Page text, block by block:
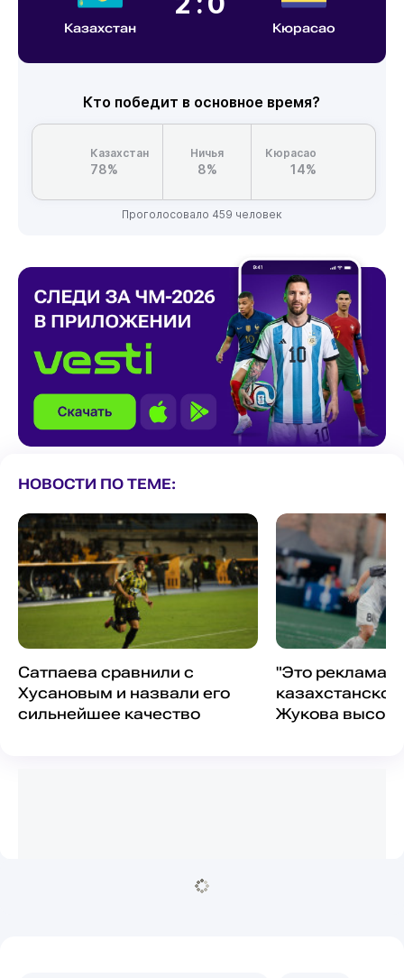
Казахстан Кюрасао
Кто победит в основное время?
Казахстан
78%
Ничья
8%
Кюрасао
14%
Проголосовало 459 человек
НОВОСТИ ПО ТЕМЕ:
Сатпаева сравнили с
Хусановым и назвали его
сильнейшее качество
"Это реклама
Жукова